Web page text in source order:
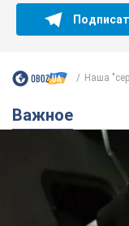
украинцам
Как на заправках
23,3
"Белый дом не